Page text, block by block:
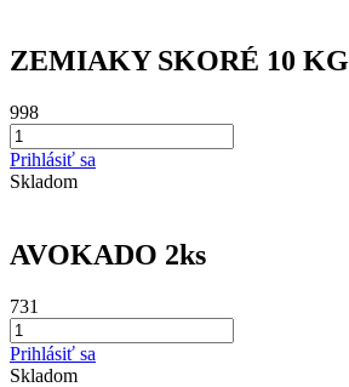
ZEMIAKY SKORÉ 10 KG
998
Prihlásiť sa
Skladom
AVOKADO 2ks
731
Prihlásiť sa
Skladom